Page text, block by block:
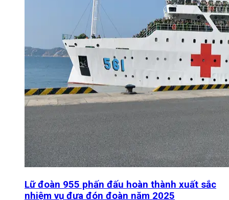
Lữ đoàn 955 phấn đấu hoàn thành xuất sắc
nhiệm vụ đưa đón đoàn năm 2025